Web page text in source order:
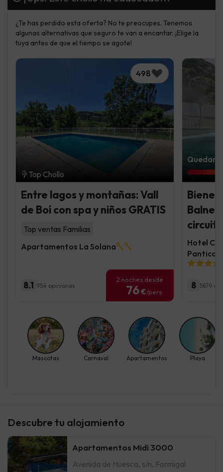
Descubre tu alojamiento
Apartamentos Midi 3000
Avenida de Huesca, s/n, Formigal
¿Te has perdido esta oferta? No te preocupes. Tenemos
algunas alternativas que seguro te van a encantar. ¡Elige la
tuya antes de que el tiempo se agote!
498
Top Chollo
Entre lagos y montañas: Vall
de Boí con spa y niños GRATIS
Top ventas Familias
Apartamentos La Solana
8.1 954 opiniones
2 noches desde
76€/pers.
Quedan
Hotel
8 5879
Mascotas Carnaval Apartamentos Playa